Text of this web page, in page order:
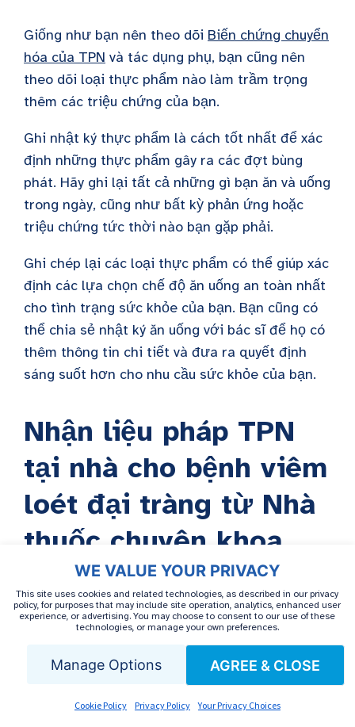
WE VALUE YOUR PRIVACY
This site uses cookies and related technologies, as described in our privacy
policy, for purposes that may include site operation, analytics, enhanced user
experience, or advertising. You may choose to consent to our use of these
technologies, or manage your own preferences.
Manage Options AGREE & CLOSE
Cookie Policy Privacy Policy Your Privacy Choices
Giống như bạn nên theo dõi Biến chứng chuyển
hóa của TPN và tác dụng phụ, bạn cũng nên
theo dõi loại thực phẩm nào làm trầm trọng
thêm các triệu chứng của bạn.
Ghi nhật ký thực phẩm là cách tốt nhất để xác
định những thực phẩm gây ra các đợt bùng
phát. Hãy ghi lại tất cả những gì bạn ăn và uống
trong ngày, cũng như bất kỳ phản ứng hoặc
triệu chứng tức thời nào bạn gặp phải.
Ghi chép lại các loại thực phẩm có thể giúp xác
định các lựa chọn chế độ ăn uống an toàn nhất
cho tình trạng sức khỏe của bạn. Bạn cũng có
thể chia sẻ nhật ký ăn uống với bác sĩ để họ có
thêm thông tin chi tiết và đưa ra quyết định
sáng suốt hơn cho nhu cầu sức khỏe của bạn.
Nhận liệu pháp TPN
tại nhà cho bệnh viêm
loét đại tràng từ Nhà
thuốc chuyên khoa
AmeriPharma®
Giờ đây, khi đã biết nên ăn gì và nên tránh
những thực phẩm nào, bạn có thể tự xây dựng
cho mình một chế độ ăn uống tối ưu cho bệnh